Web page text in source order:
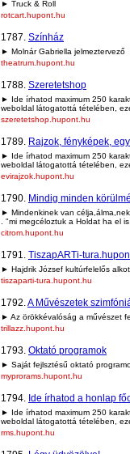
► Truck & Roll
rotcart.hupont.hu
1787. Színház
► Molnár Gabriella
theatrum.hupont.hu
1788. Szeretetshop
► Ide írhatod maximum 250
weboldal látogatottá tételében,
szeretetshop.hupont.hu
1789. Rajzok, fényképek,
► Ide írhatod maximum 250
weboldal látogatottá tételében,
evirajzok.hupont.hu
1790. Mindig minden
► Mindenkinek van
. "mi megcéloztuk a Holdat ha el
citrom.hupont.hu
1791. TiszapARTi-
► Hajdrik József kultúrfelelős
tiszaparti-tura.hupont.hu
1792.A Művészetek
► Az örökkévalóság a művészet
trillazz.hupont.hu
1793. Oktató programok
► Saját fejlsztésű oktató
myprorams.hupont.hu
1794. Ide írhatod a honlap
► Ide írhatod maximum 250
weboldal látogatottá tételében,
rms.hupont.hu